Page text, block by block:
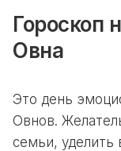
Гороскоп
Овна
Это день
Овнов.
семьи, уделить